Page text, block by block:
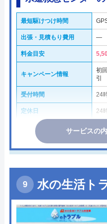
最短駆けつけ時間
出張・見積もり費用 ―
料金目安
キャンペーン情報
初
引
受付時間 24
定休日 24
サービスの
水の生活ト